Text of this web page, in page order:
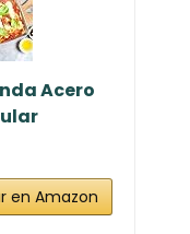
Acero
en Amazon